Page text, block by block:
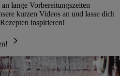
lange Vorbereitungszeiten
kurzen Videos an und lasse dich
inspirieren!